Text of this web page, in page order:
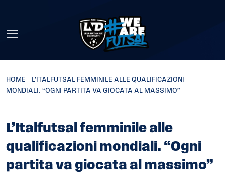
HOME
L’ITALFUTSAL FEMMINILE ALLE QUALIFICAZIONI
MONDIALI. “OGNI PARTITA VA GIOCATA AL MASSIMO”
L’Italfutsal femminile alle
qualificazioni mondiali. “Ogni
partita va giocata al massimo”